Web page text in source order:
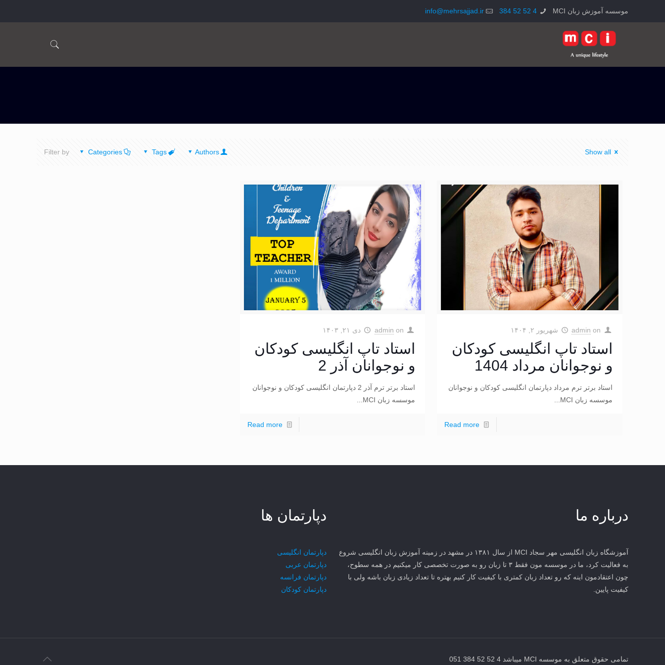
موسسه آموزش زبان MCI 4 52 52 384
info@mehrsajjad.ir
Filter by Categories Tags Authors Show all
admin on شهریور ۲, ۱۴۰۴
استاد تاپ انگلیسی کودکان
و نوجوانان مرداد 1404
استاد برتر ترم مرداد دپارتمان انگلیسی کودکان و نوجوانان
موسسه زبان MCI...
Read more
admin on دی ۲۱, ۱۴۰۳
استاد تاپ انگلیسی کودکان
و نوجوانان آذر 2
استاد برتر ترم آذر 2 دپارتمان انگلیسی کودکان و نوجوانان
موسسه زبان MCI...
Read more
درباره ما
آموزشگاه زبان انگلیسی مهر سجاد MCI از سال ۱۳۸۱ در مشهد در زمینه آموزش زبان انگلیسی شروع
به فعالیت کرد، ما در موسسه مون فقط ۳ تا زبان رو به صورت تخصصی کار میکنیم در همه سطوح،
چون اعتقادمون اینه که رو تعداد زبان کمتری با کیفیت کار کنیم بهتره تا تعداد زیادی زبان باشه ولی با
کیفیت پایین.
دپارتمان ها
دپارتمان انگلیسی
دپارتمان عربی
دپارتمان فرانسه
دپارتمان کودکان
تمامی حقوق متعلق به موسسه MCI میباشد 4 52 52 384 051